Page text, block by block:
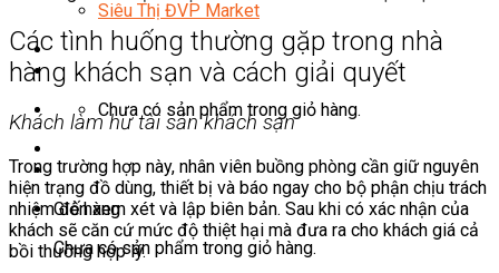
Siêu Thị ĐVP Market
Chưa có sản phẩm trong giỏ hàng.
Giỏ hàng
Chưa có sản phẩm trong giỏ hàng.
Các tình huống thường gặp trong nhà
hàng khách sạn và cách giải quyết
Khách làm hư tài sản khách sạn
Trong trường hợp này, nhân viên buồng phòng cần giữ nguyên
hiện trạng đồ dùng, thiết bị và báo ngay cho bộ phận chịu trách
nhiệm đến xem xét và lập biên bản. Sau khi có xác nhận của
khách sẽ căn cứ mức độ thiệt hại mà đưa ra cho khách giá cả
bồi thường hợp lý.